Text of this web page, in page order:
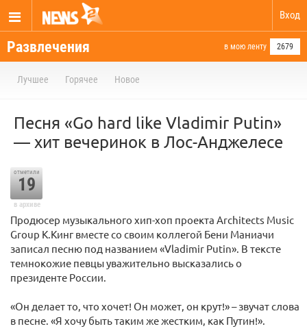
Вход
Развлечения в мою ленту 2679
Лучшее Горячее Новое
Песня «Go hard like Vladimir Putin»
— хит вечеринок в Лос-Анджелесе
отметили
19
в архиве
Продюсер музыкального хип-хоп проекта Architects Music
Group K.Кинг вместе со своим коллегой Бени Маниачи
записал песню под названием «Vladimir Putin». В тексте
темнокожие певцы уважительно высказались о
президенте России.
«Он делает то, что хочет! Он может, он крут!» – звучат слова
в песне. «Я хочу быть таким же жестким, как Путин!».